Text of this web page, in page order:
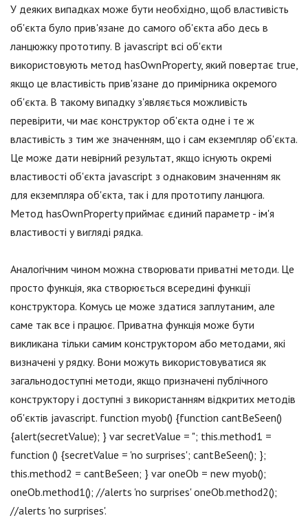
У деяких випадках може бути необхідно, щоб властивість
об'єкта було прив'язане до самого об'єкта або десь в
ланцюжку прототипу. В jаvascript всі об'єкти
використовують метод hasOwnProperty, який повертає true,
якщо це властивість прив'язане до примірника окремого
об'єкта. В такому випадку з'являється можливість
перевірити, чи має конструктор об'єкта одне і те ж
властивість з тим же значенням, що і сам екземпляр об'єкта.
Це може дати невірний результат, якщо існують окремі
властивості об'єкта jаvascript з однаковим значенням як
для екземпляра об'єкта, так і для прототипу ланцюга.
Метод hasOwnProperty приймає єдиний параметр - ім'я
властивості у вигляді рядка.
Аналогічним чином можна створювати приватні методи. Це
просто функція, яка створюється всередині функції
конструктора. Комусь це може здатися заплутаним, але
саме так все і працює. Приватна функція може бути
викликана тільки самим конструктором або методами, які
визначені у рядку. Вони можуть використовуватися як
загальнодоступні методи, якщо призначені публічного
конструктору і доступні з використанням відкритих методів
об'єктів jаvascript. function myob() {function cantBeSeen()
{alert(secretValue); } var secretValue = "; this.method1 =
function () {secretValue = 'no surprises'; cantBeSeen(); };
this.method2 = cantBeSeen; } var oneOb = new myob();
oneOb.method1(); //alerts 'no surprises' oneOb.method2();
//alerts 'no surprises'.